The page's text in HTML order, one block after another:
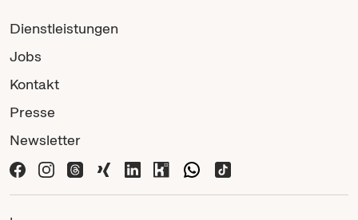
Dienstleistungen
Jobs
Kontakt
Presse
Newsletter